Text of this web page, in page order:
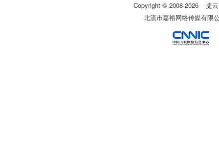
Copyright © 2008-2026
捷云
北流市嘉裕网络传媒有限